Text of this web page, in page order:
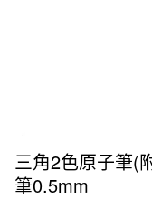
三角2色原子筆(
筆0.5mm